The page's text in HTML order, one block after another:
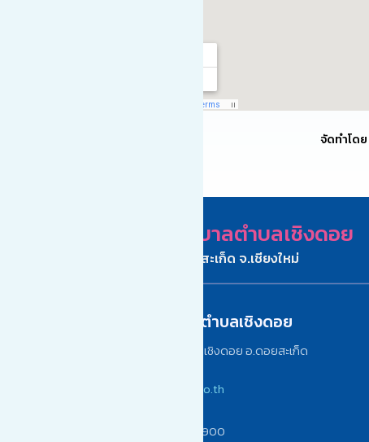
จัดทำโดย
เทศบาลตำบลเชิงดอย
อ.ดอยสะเก็ด จ.เชียงใหม่
ติดต่อเทศบาลตำบลเชิงดอย
เลขที่ 242/1 หมู่ 12 ต.เชิงดอย อ.ดอยสะเก็ด
www.choengdoi.go.th
โทรสาร (053) 104900